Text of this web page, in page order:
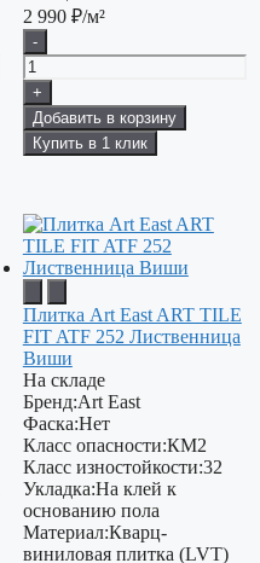
2 990 ₽/м²
-
+
Добавить в корзину
Купить в 1 клик
Плитка Art East ART TILE
FIT ATF 252 Лиственница
Виши
На складе
Бренд:Art East
Фаска:Нет
Класс опасности:КМ2
Класс изностойкости:32
Укладка:На клей к
основанию пола
Материал:Кварц-
виниловая плитка (LVT)